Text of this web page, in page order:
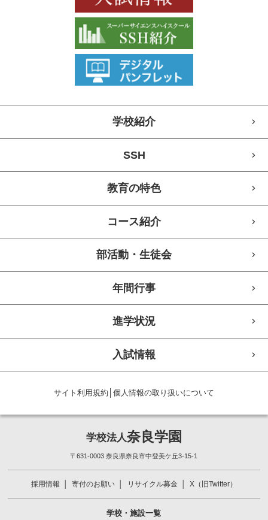
学校紹介
SSH
教育の特色
コース紹介
部活動・生徒会
年間行事
進学状況
入試情報
サイト利用規約 個人情報の取り扱いについて
学校法人奈良学園
〒631-0003 奈良県奈良市中登美ケ丘3-15-1
採用情報 寄付のお願い リサイクル募金 X（旧Twitter）
学校・施設一覧